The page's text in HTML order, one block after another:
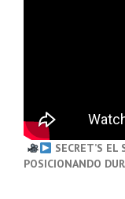
SECRET’S EL
POSICIONANDO